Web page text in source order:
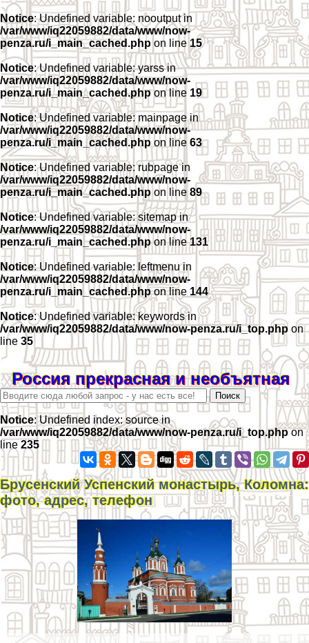
Notice: Undefined variable: nooutput in
/var/www/iq22059882/data/www/now-
penza.ru/i_main_cached.php on line 15
Notice: Undefined variable: yarss in
/var/www/iq22059882/data/www/now-
penza.ru/i_main_cached.phpon line 19
Notice: Undefined variable: mainpage in
/var/www/iq22059882/data/www/now-
penza.ru/i_main_cached.php on line 63
Notice: Undefined variable: rubpage in
/var/www/iq22059882/data/www/now-
penza.ru/i_main_cached.php on line 89
Notice: Undefined variable: sitemap in
/var/www/iq22059882/data/www/now-
penza.ru/i_main_cached.phpon line131
Notice: Undefined variable: leftmenu in
/var/www/iq22059882/data/www/now-
penza.ru/i_main_cached.phpon line 144
Notice: Undefined variable: keywords in
/var/www/iq22059882/data/www/now-penza.ru/i_top.php on
line 35
Россия прекрасная и необъятная
Notice: Undefined index: source in
/var/www/iq22059882/data/www/now-penza.ru/i_top.phpon
line 235
Брусенский Успенский монастырь, Коломна:
фото, адрес, телефон